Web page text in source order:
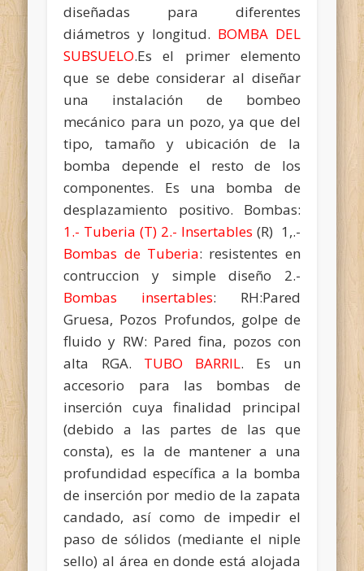
diseñadas para diferentes
diámetros y longitud. BOMBA DEL
SUBSUELO.Es el primer elemento
que se debe considerar al diseñar
una instalación de bombeo
mecánico para un pozo, ya que del
tipo, tamaño y ubicación de la
bomba depende el resto de los
componentes. Es una bomba de
desplazamiento positivo. Bombas:
1.- Tuberia (T) 2.- Insertables (R) 1,.-
Bombas de Tuberia: resistentes en
contruccion y simple diseño 2.-
Bombas insertables: RH:Pared
Gruesa, Pozos Profundos, golpe de
fluido y RW: Pared fina, pozos con
alta RGA. TUBO BARRIL. Es un
accesorio para las bombas de
inserción cuya finalidad principal
(debido a las partes de las que
consta), es la de mantener a una
profundidad específica a la bomba
de inserción por medio de la zapata
candado, así como de impedir el
paso de sólidos (mediante el niple
sello) al área en donde está alojada